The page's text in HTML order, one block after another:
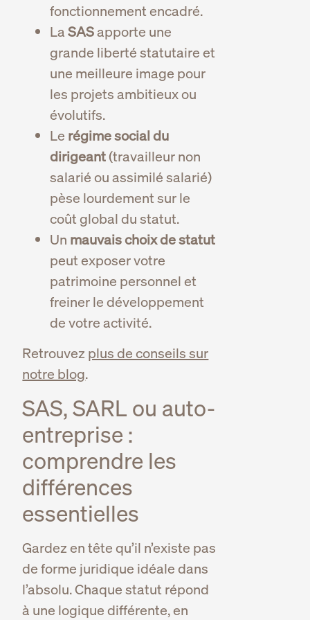
fonctionnement encadré.
LaSASapporte une
grande liberté statutaire et
une meilleure image pour
les projets ambitieux ou
évolutifs.
Le régime social du
dirigeant(travailleur non
salarié ou assimilé salarié)
pèse lourdement sur le
coût global du statut.
Un mauvais choix de statut
peut exposer votre
patrimoine personnel et
freiner le développement
de votre activité.
Retrouvez plus de conseils sur
notre blog.
SAS, SARL ou auto-
entreprise :
comprendre les
différences
essentielles
Gardez en tête qu’il n’existe pas
de forme juridique idéale dans
l’absolu. Chaque statut répond
à une logique différente, en